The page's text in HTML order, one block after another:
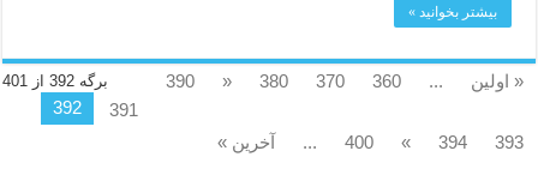
بیشتر بخوانید »
برگه 392 از 401 « اولین ...
360
370
380
«
390
391
392
393
394
»
400
... آخرین »